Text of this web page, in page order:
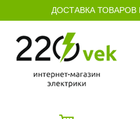
ДОСТАВКА